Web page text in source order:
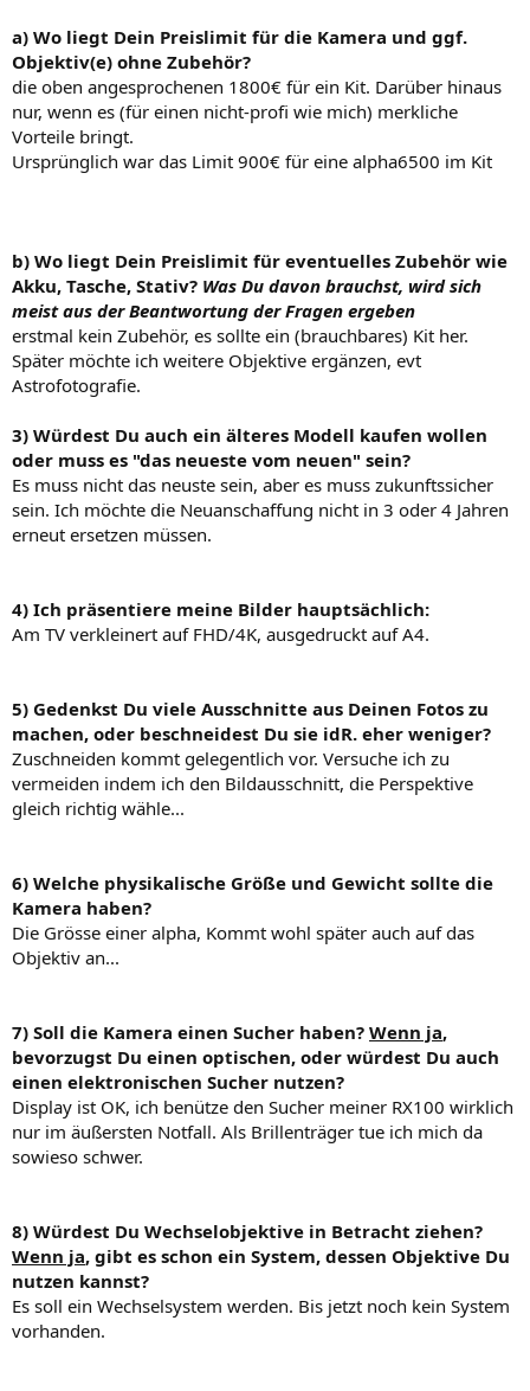
a) Wo liegt Dein Preislimit für die Kamera und ggf.
Objektiv(e) ohne Zubehör?
die oben angesprochenen 1800€ für ein Kit. Darüber hinaus
nur, wenn es (für einen nicht-profi wie mich) merkliche
Vorteile bringt.
Ursprünglich war das Limit 900€ für eine alpha6500 im Kit
b) Wo liegt Dein Preislimit für eventuelles Zubehör wie
Akku, Tasche, Stativ? Was Du davon brauchst, wird sich
meist aus der Beantwortung der Fragen ergeben
erstmal kein Zubehör, es sollte ein (brauchbares) Kit her.
Später möchte ich weitere Objektive ergänzen, evt
Astrofotografie.
3) Würdest Du auch ein älteres Modell kaufen wollen
oder muss es "das neueste vom neuen" sein?
Es muss nicht das neuste sein, aber es muss zukunftssicher
sein. Ich möchte die Neuanschaffung nicht in 3 oder 4 Jahren
erneut ersetzen müssen.
4) Ich präsentiere meine Bilder hauptsächlich:
Am TV verkleinert auf FHD/4K, ausgedruckt auf A4.
5) Gedenkst Du viele Ausschnitte aus Deinen Fotos zu
machen, oder beschneidest Du sie idR. eher weniger?
Zuschneiden kommt gelegentlich vor. Versuche ich zu
vermeiden indem ich den Bildausschnitt, die Perspektive
gleich richtig wähle...
6) Welche physikalische Größe und Gewicht sollte die
Kamera haben?
Die Grösse einer alpha, Kommt wohl später auch auf das
Objektiv an...
7) Soll die Kamera einen Sucher haben? Wenn ja,
bevorzugst Du einen optischen, oder würdest Du auch
einen elektronischen Sucher nutzen?
Display ist OK, ich benütze den Sucher meiner RX100 wirklich
nur im äußersten Notfall. Als Brillenträger tue ich mich da
sowieso schwer.
8) Würdest Du Wechselobjektive in Betracht ziehen?
Wenn ja, gibt es schon ein System, dessen Objektive Du
nutzen kannst?
Es soll ein Wechselsystem werden. Bis jetzt noch kein System
vorhanden.